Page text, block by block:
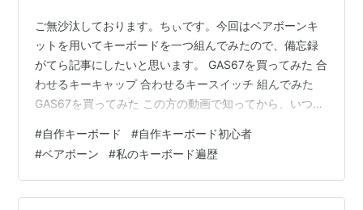
ご無沙汰しております。ちぃです。今回はベアボーンキ
ットを用いてキーボードを一つ組んでみたので、備忘録
がてら記事にしたいと思います。 GAS67を買ってみた 合
わせるキーキャップ 合わせるキースイッチ 組んでみた
GAS67を買ってみた この方の動画で知ってから、いつか
までしないし、ベアボーンでホットスワップ対応なの
で、はんだ付け不要でキースイッチのキーキャップを別
途用意すればいいという簡単さに惹かれました。 この値
段感でプレートがPP、そしてガスケットマウントを採用
#自作キーボード #自作キーボード初心者
#ベアボーン #私のキーボード遍歴